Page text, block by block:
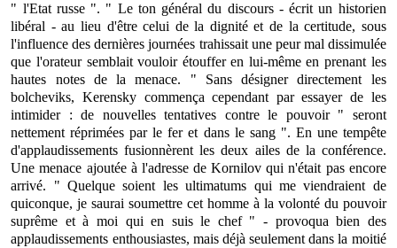
" l'Etat russe ". " Le ton général du discours - écrit un historien
libéral - au lieu d'être celui de la dignité et de la certitude, sous
l'influence des dernières journées trahissait une peur mal dissimulée
que l'orateur semblait vouloir étouffer en lui-même en prenant les
hautes notes de la menace. " Sans désigner directement les
bolcheviks, Kerensky commença cependant par essayer de les
intimider : de nouvelles tentatives contre le pouvoir " seront
nettement réprimées par le fer et dans le sang ". En une tempête
d'applaudissements fusionnèrent les deux ailes de la conférence.
Une menace ajoutée à l'adresse de Kornilov qui n'était pas encore
arrivé. " Quelque soient les ultimatums qui me viendraient de
quiconque, je saurai soumettre cet homme à la volonté du pouvoir
suprême et à moi qui en suis le chef " - provoqua bien des
applaudissements enthousiastes, mais déjà seulement dans la moitié